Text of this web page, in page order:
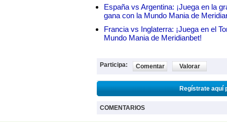
España vs Argentina: ¡Juega en la
gana con la Mundo Mania de
Francia vs Inglaterra: ¡Juega en el
Mundo Mania de Meridianbet!
Participa: Comentar Valorar
Regístrate aquí
COMENTARIOS